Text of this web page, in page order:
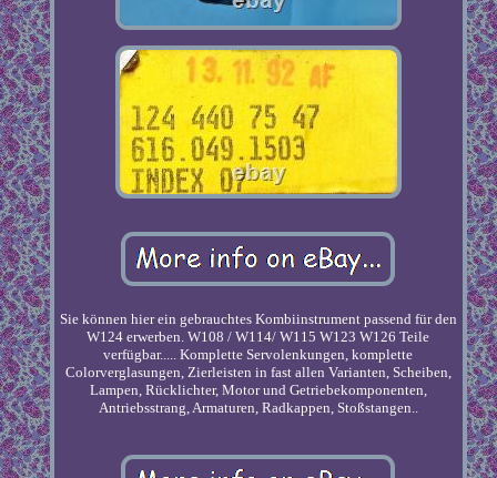
Sie können hier ein gebrauchtes Kombiinstrument passend für den
W124 erwerben. W108 / W114/ W115 W123 W126 Teile
verfügbar..... Komplette Servolenkungen, komplette
Colorverglasungen, Zierleisten in fast allen Varianten, Scheiben,
Lampen, Rücklichter, Motor und Getriebekomponenten,
Antriebsstrang, Armaturen, Radkappen, Stoßstangen..